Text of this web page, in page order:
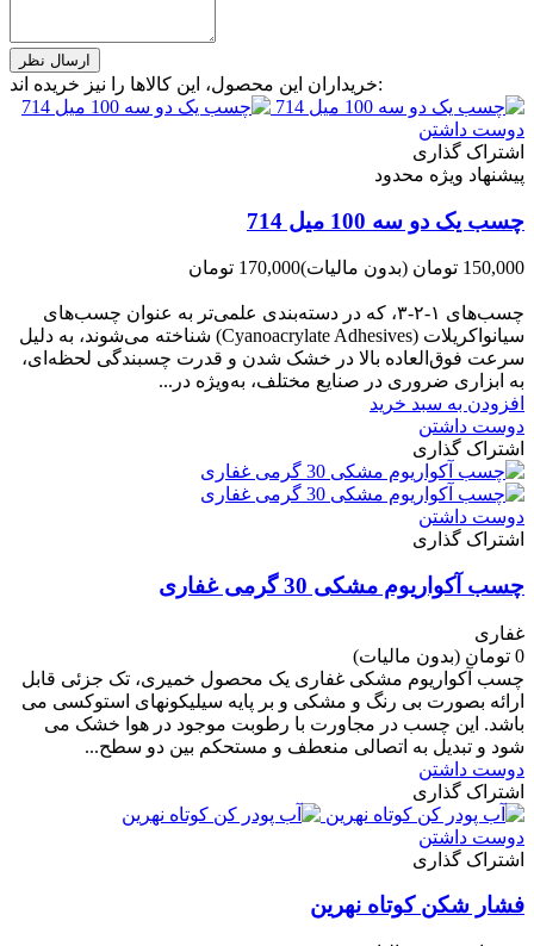
خریداران این محصول، این کالاها را نیز خریده اند:
دوست داشتن
اشتراک گذاری
پیشنهاد ویژه محدود
چسب یک دو سه 100 میل 714
150,000 تومان (بدون مالیات)170,000 تومان
چسب‌های ۱-۲-۳، که در دسته‌بندی علمی‌تر به عنوان چسب‌های
سیانواکریلات (Cyanoacrylate Adhesives) شناخته می‌شوند، به دلیل
سرعت فوق‌العاده بالا در خشک شدن و قدرت چسبندگی لحظه‌ای،
به ابزاری ضروری در صنایع مختلف، به‌ویژه در...
افزودن به سبد خرید
دوست داشتن
اشتراک گذاری
دوست داشتن
اشتراک گذاری
چسب آکواریوم مشکی 30 گرمی غفاری
غفاری
0 تومان
(بدون مالیات)
چسب آکواریوم مشکی غفاری یک محصول خمیری، تک جزئی قابل
ارائه بصورت بی رنگ و مشکی و بر پایه سیلیکونهای استوکسی می
باشد. این چسب در مجاورت با رطوبت موجود در هوا خشک می
شود و تبدیل به اتصالی منعطف و مستحکم بین دو سطح...
دوست داشتن
اشتراک گذاری
دوست داشتن
اشتراک گذاری
فشار شکن کوتاه نهرین